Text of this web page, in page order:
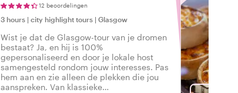
12 beoordelingen
3 hours | city highlight tours | Glasgow
Wist je dat de Glasgow-tour van je dromen
bestaat? Ja, en hij is 100%
gepersonaliseerd en door je lokale host
samengesteld rondom jouw interesses. Pas
hem aan en zie alleen de plekken die jou
aanspreken. Van klassieke